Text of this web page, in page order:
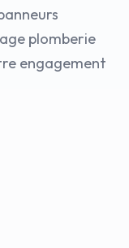
plomberie
engagement